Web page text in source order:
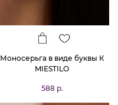
Моносерьга в виде буквы К
MIESTILO
588 р.